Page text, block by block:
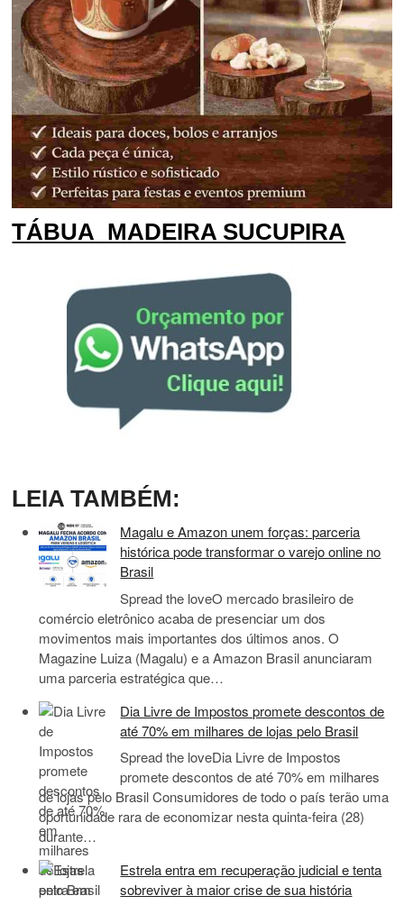
TÁBUA MADEIRA SUCUPIRA
LEIA TAMBÉM:
Magalu e Amazon unem forças: parceria
histórica pode transformar o varejo online no
Brasil
Spread the loveO mercado brasileiro de
comércio eletrônico acaba de presenciar um dos
movimentos mais importantes dos últimos anos. O
Magazine Luiza (Magalu) e a Amazon Brasil anunciaram
uma parceria estratégica que…
Dia Livre de Impostos promete descontos de
até 70% em milhares de lojas pelo Brasil
Spread the loveDia Livre de Impostos
promete descontos de até 70% em milhares
de lojas pelo Brasil Consumidores de todo o país terão uma
oportunidade rara de economizar nesta quinta-feira (28)
durante…
Estrela entra em recuperação judicial e tenta
sobreviver à maior crise de sua história